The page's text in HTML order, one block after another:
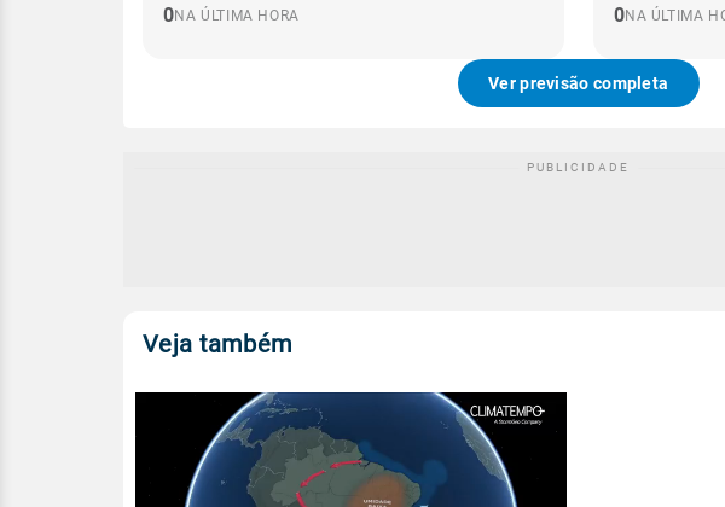
0NA ÚLTIMA HORA
0NA ÚLTIMA
Ver previsão completa
Veja também